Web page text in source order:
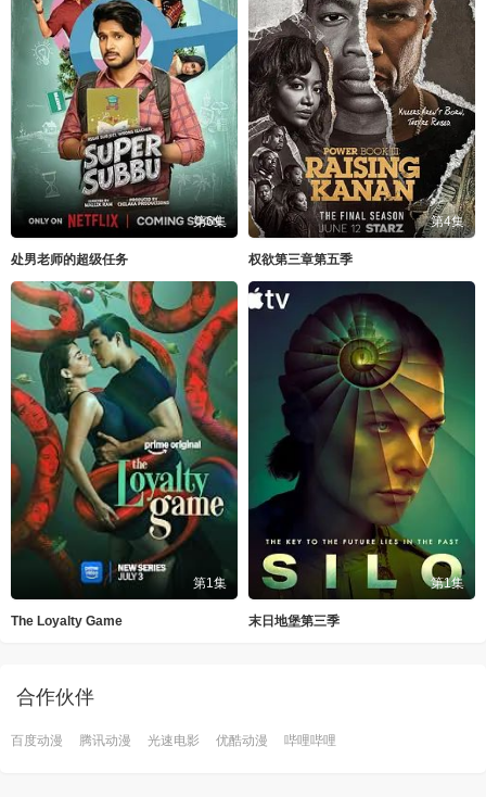
第6集
处男老师的超级任务
第4集
权欲第三章第五季
第1集
The Loyalty Game
第1集
末日地堡第三季
合作伙伴
百度动漫 腾讯动漫 光速电影 优酷动漫 哔哩哔哩